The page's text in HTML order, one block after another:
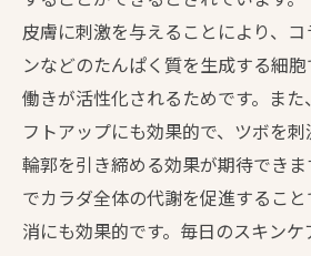
皮膚に刺激を与えることにより、
ンなどのたんぱく質を生成する細
働きが活性化されるためです。ま
フトアップにも効果的で、ツボを
輪郭を引き締める効果が期待でき
でカラダ全体の代謝を促進するこ
消にも効果的です。毎日のスキン